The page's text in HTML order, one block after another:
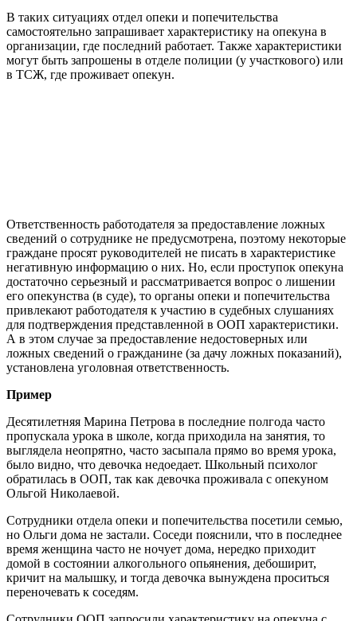
В таких ситуациях отдел опеки и попечительства
самостоятельно запрашивает характеристику на опекуна в
организации, где последний работает. Также характеристики
могут быть запрошены в отделе полиции (у участкового) или
в ТСЖ, где проживает опекун.
Ответственность работодателя за предоставление ложных
сведений о сотруднике не предусмотрена, поэтому некоторые
граждане просят руководителей не писать в характеристике
негативную информацию о них. Но, если проступок опекуна
достаточно серьезный и рассматривается вопрос о лишении
его опекунства (в суде), то органы опеки и попечительства
привлекают работодателя к участию в судебных слушаниях
для подтверждения представленной в ООП характеристики.
А в этом случае за предоставление недостоверных или
ложных сведений о гражданине (за дачу ложных показаний),
установлена уголовная ответственность.
Пример
Десятилетняя Марина Петрова в последние полгода часто
пропускала урока в школе, когда приходила на занятия, то
выглядела неопрятно, часто засыпала прямо во время урока,
было видно, что девочка недоедает. Школьный психолог
обратилась в ООП, так как девочка проживала с опекуном
Ольгой Николаевой.
Сотрудники отдела опеки и попечительства посетили семью,
но Ольги дома не застали. Соседи пояснили, что в последнее
время женщина часто не ночует дома, нередко приходит
домой в состоянии алкогольного опьянения, дебоширит,
кричит на малышку, и тогда девочка вынуждена проситься
переночевать к соседям.